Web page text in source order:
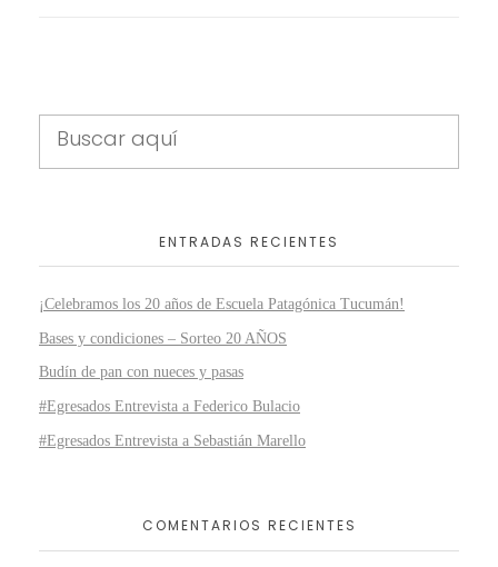
ENTRADAS RECIENTES
¡Celebramos los 20 años de Escuela Patagónica Tucumán!
Bases y condiciones – Sorteo 20 AÑOS
Budín de pan con nueces y pasas
#Egresados Entrevista a Federico Bulacio
#Egresados Entrevista a Sebastián Marello
COMENTARIOS RECIENTES